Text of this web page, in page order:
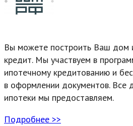
Вы можете построить Ваш дом
кредит. Мы участвуем в
ипотечному кредитованию и
в оформлении документов. Все
ипотеки мы предоставляем.
Подробнее >>